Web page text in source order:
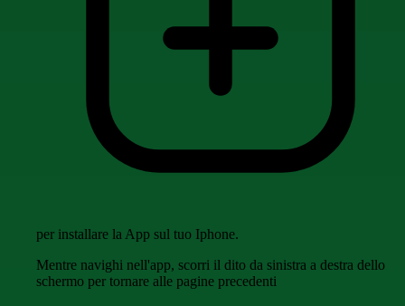
per installare la App sul tuo Iphone.
Mentre navighi nell'app, scorri il dito da sinistra a destra dello
schermo per tornare alle pagine precedenti